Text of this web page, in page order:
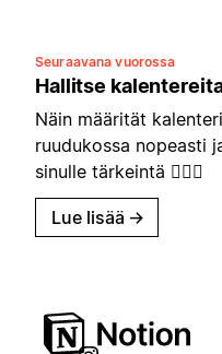
Seuraavana vuorossa
Hallitse
Näin määrität
ruudukossa nopeasti
sinulle tärkeintä 🏃🏼‍♂️
Lue lisää →